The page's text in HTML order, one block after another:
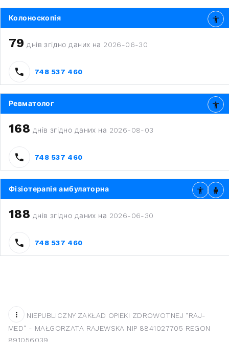
Колоноскопія
79 днів згідно даних на 2026-06-30
748 537 460
Ревматолог
168 днів згідно даних на 2026-08-03
748 537 460
Фізіотерапія амбулаторна
188 днів згідно даних на 2026-06-30
748 537 460
NIEPUBLICZNY ZAKŁAD OPIEKI ZDROWOTNEJ "RAJ-
MED" - MAŁGORZATA RAJEWSKA NIP 8841027705 REGON
891056039